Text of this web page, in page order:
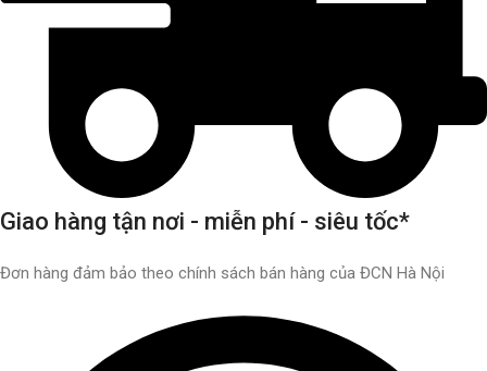
Giao hàng tận nơi - miễn phí - siêu tốc*
Đơn hàng đảm bảo theo chính sách bán hàng của ĐCN Hà Nội